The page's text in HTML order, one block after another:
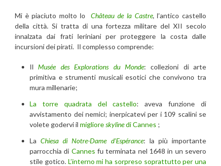
Mi è piaciuto molto loChâteau de la Castre, l’antico castello
della città. Si tratta di una fortezza militare del XII secolo
innalzata dai frati leriniani per proteggere la costa dalle
incursioni dei pirati. Il complesso comprende:
IlMusée des Explorations du Monde: collezioni di arte
primitiva e strumenti musicali esotici che convivono tra
mura millenarie;
La torre quadrata del castello: aveva funzione di
avvistamento dei nemici; inerpicatevi per i 109 scalini se
volete godervi il miglioreskylinedi Cannes ;
LaChiesa di Notre-Dame d’Espérance: la più importante
parrocchia di Cannesfu terminata nel 1648 in un severo
stile gotico. L’interno mi ha sorpreso soprattutto per una